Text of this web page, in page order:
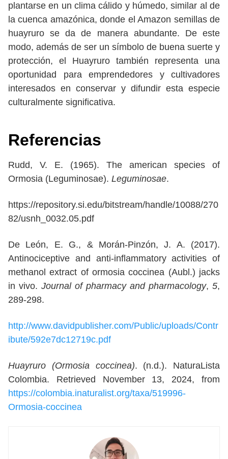
plantarse en un clima cálido y húmedo, similar al de
la cuenca amazónica, donde el Amazon semillas de
huayruro se da de manera abundante. De este
modo, además de ser un símbolo de buena suerte y
protección, el Huayruro también representa una
oportunidad para emprendedores y cultivadores
interesados en conservar y difundir esta especie
culturalmente significativa.
Referencias
Rudd, V. E. (1965). The american species of
Ormosia (Leguminosae). Leguminosae.
https://repository.si.edu/bitstream/handle/10088/270
82/usnh_0032.05.pdf
De León, E. G., & Morán-Pinzón, J. A. (2017).
Antinociceptive and anti-inflammatory activities of
methanol extract of ormosia coccinea (Aubl.) jacks
in vivo. Journal of pharmacy and pharmacology, 5,
289-298.
http://www.davidpublisher.com/Public/uploads/Contr
ibute/592e7dc12719c.pdf
Huayruro (Ormosia coccinea). (n.d.). NaturaLista
Colombia. Retrieved November 13, 2024, from
https://colombia.inaturalist.org/taxa/519996-
Ormosia-coccinea